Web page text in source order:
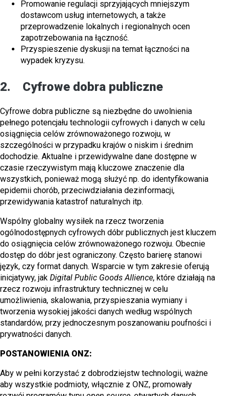
Promowanie regulacji sprzyjających mniejszym
dostawcom usług internetowych, a także
przeprowadzenie lokalnych i regionalnych ocen
zapotrzebowania na łączność.
Przyspieszenie dyskusji na temat łączności na
wypadek kryzysu.
2. Cyfrowe dobra publiczne
Cyfrowe dobra publiczne są niezbędne do uwolnienia
pełnego potencjału technologii cyfrowych i danych w celu
osiągnięcia celów zrównoważonego rozwoju, w
szczególności w przypadku krajów o niskim i średnim
dochodzie. Aktualne i przewidywalne dane dostępne w
czasie rzeczywistym mają kluczowe znaczenie dla
wszystkich, ponieważ mogą służyć np. do identyfikowania
epidemii chorób, przeciwdziałania dezinformacji,
przewidywania katastrof naturalnych itp.
Wspólny globalny wysiłek na rzecz tworzenia
ogólnodostępnych cyfrowych dóbr publicznych jest kluczem
do osiągnięcia celów zrównoważonego rozwoju. Obecnie
dostęp do dóbr jest ograniczony. Często barierę stanowi
język, czy format danych. Wsparcie w tym zakresie oferują
inicjatywy, jak Digital Public Goods Allience, które działają na
rzecz rozwoju infrastruktury technicznej w celu
umożliwienia, skalowania, przyspieszania wymiany i
tworzenia wysokiej jakości danych według wspólnych
standardów, przy jednoczesnym poszanowaniu poufności i
prywatności danych.
POSTANOWIENIA ONZ:
Aby w pełni korzystać z dobrodziejstw technologii, ważne
aby wszystkie podmioty, włącznie z ONZ, promowały